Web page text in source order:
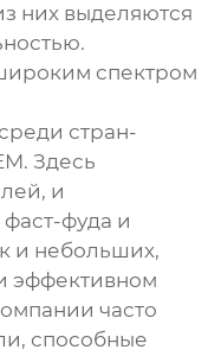
них выделяются
спектром
стран-
Здесь
и
фуда и
и небольших,
эффективном
часто
способные